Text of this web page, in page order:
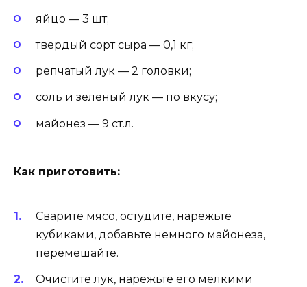
яйцо — 3 шт;
твердый сорт сыра — 0,1 кг;
репчатый лук — 2 головки;
соль и зеленый лук — по вкусу;
майонез — 9 ст.л.
Как приготовить:
Сварите мясо, остудите, нарежьте
кубиками, добавьте немного майонеза,
перемешайте.
Очистите лук, нарежьте его мелкими